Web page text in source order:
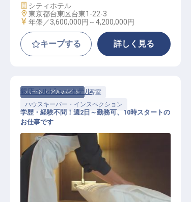
施設業態
シティホテル
勤務地
東京都台東区台東1-22-3
給与
年俸／3,600,000円～4,200,000円
キープする 詳しく見る
パート・アルバイト
客室
ハウスキーパー・インスペクション
銀座ベルビューホテル
学歴・経験不問！週2日～勤務可、10時スタートの
お仕事です